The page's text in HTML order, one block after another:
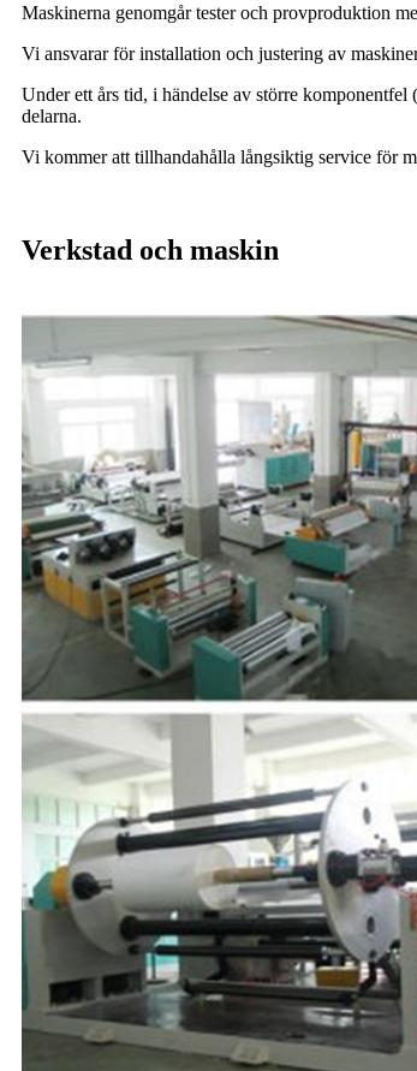
Maskinerna genomgår tester och provproduktion
Vi ansvarar för installation och justering av
Under ett års tid, i händelse av större
delarna.
Vi kommer att tillhandahålla långsiktig service för
Verkstad och maskin